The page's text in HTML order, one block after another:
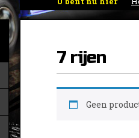
7 rijen
Geen